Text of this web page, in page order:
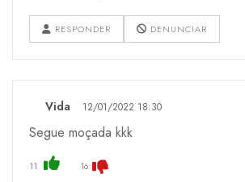
RESPONDER DENUNCIAR
Vida 12/01/2022 18:30
Segue moçada kkk
11 16